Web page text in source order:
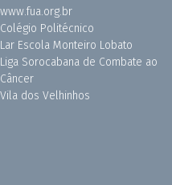
www.fua.org.br
Colégio Politécnico
Lar Escola Monteiro Lobato
Liga Sorocabana de Combate ao
Câncer
Vila dos Velhinhos